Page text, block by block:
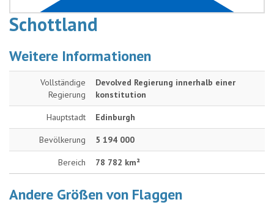
Schottland
Weitere Informationen
Vollständige
Regierung
Devolved Regierung innerhalb einer
konstitution
Hauptstadt Edinburgh
Bevölkerung 5 194 000
Bereich 78 782 km²
Andere Größen von Flaggen